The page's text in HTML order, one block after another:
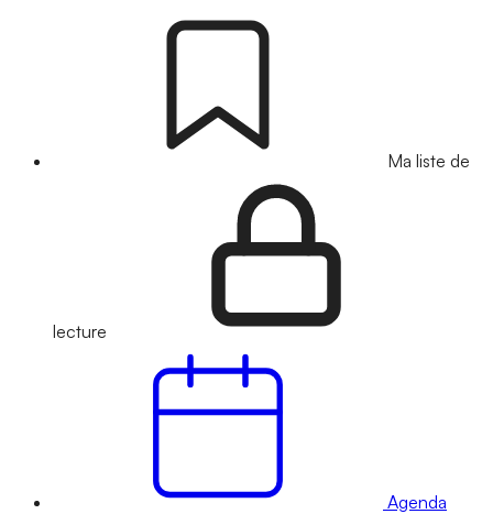
Ma liste de
lecture
Agenda